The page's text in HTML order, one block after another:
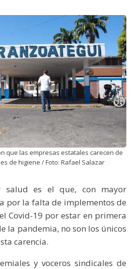
que las empresas estatales carecen de
de higiene / Foto: Rafael Salazar
salud es el que, con mayor
por la falta de implementos de
Covid-19 por estar en primera
la pandemia, no son los únicos
carencia.
y voceros sindicales de